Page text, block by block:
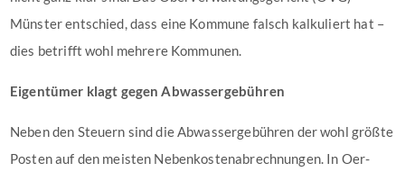
Münster entschied, dass eine Kommune falsch kalkuliert hat –
dies betrifft wohl mehrere Kommunen.
Eigentümer klagt gegen Abwassergebühren
Neben den Steuern sind die Abwassergebühren der wohl größte
Posten auf den meisten Nebenkostenabrechnungen. In Oer-